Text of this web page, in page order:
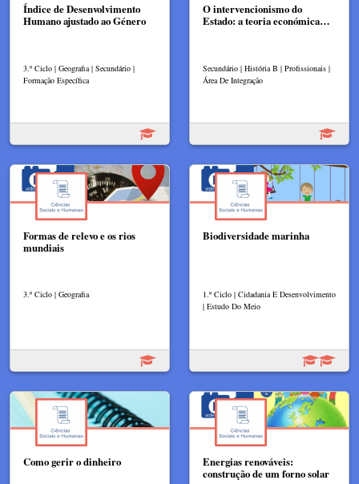
Índice de Desenvolvimento
Humano ajustado ao Género
3.º Ciclo | Geografia | Secundário |
Formação Específica
O intervencionismo do
Estado: a teoria económica…
Secundário | História B | Profissionais |
Área De Integração
Formas de relevo e os rios
mundiais
3.º Ciclo | Geografia
Biodiversidade marinha
1.º Ciclo | Cidadania E Desenvolvimento
| Estudo Do Meio
Como gerir o dinheiro
Energias renováveis:
construção de um forno solar